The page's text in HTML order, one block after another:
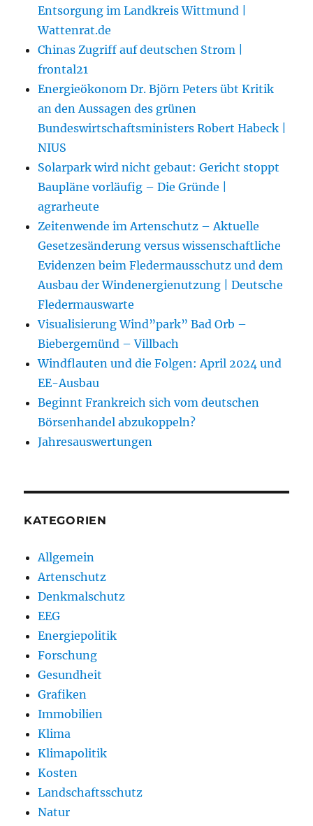
Entsorgung im Landkreis Wittmund |
Wattenrat.de
Chinas Zugriff auf deutschen Strom |
frontal21
Energieökonom Dr. Björn Peters übt Kritik
an den Aussagen des grünen
Bundeswirtschaftsministers Robert Habeck |
NIUS
Solarpark wird nicht gebaut: Gericht stoppt
Baupläne vorläufig – Die Gründe |
agrarheute
Zeitenwende im Artenschutz – Aktuelle
Gesetzesänderung versus wissenschaftliche
Evidenzen beim Fledermausschutz und dem
Ausbau der Windenergienutzung | Deutsche
Fledermauswarte
Visualisierung Wind”park” Bad Orb –
Biebergemünd – Villbach
Windflauten und die Folgen: April 2024 und
EE-Ausbau
Beginnt Frankreich sich vom deutschen
Börsenhandel abzukoppeln?
Jahresauswertungen
KATEGORIEN
Allgemein
Artenschutz
Denkmalschutz
EEG
Energiepolitik
Forschung
Gesundheit
Grafiken
Immobilien
Klima
Klimapolitik
Kosten
Landschaftsschutz
Natur